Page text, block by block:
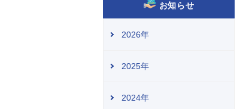
お知らせ
2026年
2025年
2024年